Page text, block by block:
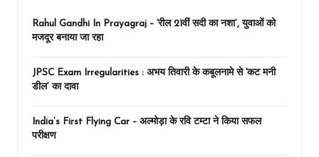
Rahul Gandhi In Prayagraj – ‘रील 21वीं सदी का नशा’, युवाओं को
मजदूर बनाया जा रहा
JPSC Exam Irregularities : अभय तिवारी के कबूलनामे से ‘कट मनी
डील’ का दावा
India’s First Flying Car – अल्मोड़ा के रवि टम्टा ने किया सफल
परीक्षण